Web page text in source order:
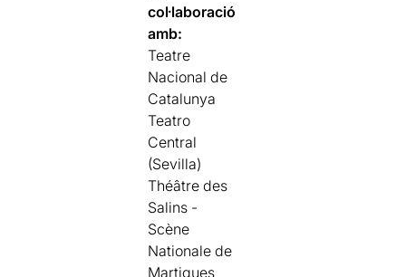
col·laboració
amb:
Teatre
Nacional de
Catalunya
Teatro
Central
(Sevilla)
Théâtre des
Salins -
Scène
Nationale de
Martigues